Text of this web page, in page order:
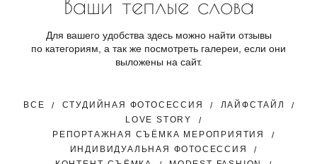
Ваши теплые слова
Для вашего удобства здесь можно найти отзывы
по категориям, а так же посмотреть галереи, если они
выложены на сайт.
ВСЕ СТУДИЙНАЯ ФОТОСЕССИЯ
ЛАЙФСТАЙЛ
LOVE STORY
РЕПОРТАЖНАЯ СЪЁМКА МЕРОПРИЯТИЯ
ИНДИВИДУАЛЬНАЯ ФОТОСЕССИЯ